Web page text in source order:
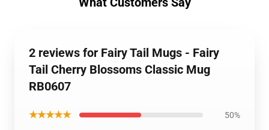
2 reviews for Fairy Tail Mugs - Fairy
Tail Cherry Blossoms Classic Mug
RB0607
★★★★★ 50%